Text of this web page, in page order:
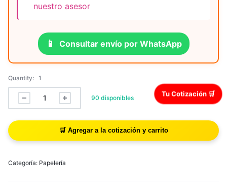
nuestro asesor
📱 Consultar envío por WhatsApp
Quantity: 1
90 disponibles
Categoría: Papelería
Tu Cotización 🛒